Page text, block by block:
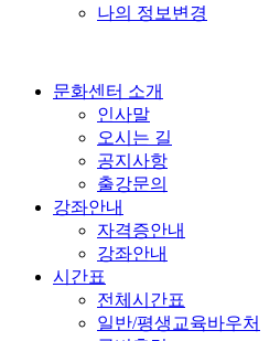
나의 정보변경
문화센터 소개
인사말
오시는 길
공지사항
출강문의
강좌안내
자격증안내
강좌안내
시간표
전체시간표
일반/평생교육바우처